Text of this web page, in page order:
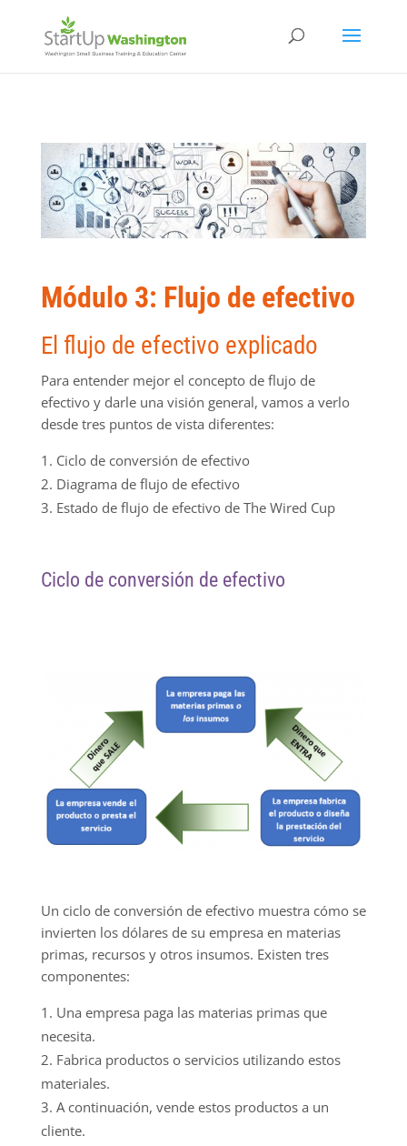
Módulo 3: Flujo de efectivo
El flujo de efectivo explicado
Para entender mejor el concepto de flujo de
efectivo y darle una visión general, vamos a verlo
desde tres puntos de vista diferentes:
Ciclo de conversión de efectivo
Diagrama de flujo de efectivo
Estado de flujo de efectivo de The Wired Cup
Ciclo de conversión de efectivo
Un ciclo de conversión de efectivo muestra cómo se
invierten los dólares de su empresa en materias
primas, recursos y otros insumos. Existen tres
componentes:
Una empresa paga las materias primas que
necesita.
Fabrica productos o servicios utilizando estos
materiales.
A continuación, vende estos productos a un
cliente.